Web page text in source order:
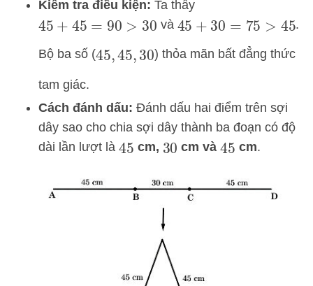
Kiểm tra điều kiện: Ta thấy
45 +45= 90 >30 và 45 +30= 75 >45 .
Bộ ba số (45,45, 30) thỏa mãn bất đẳng thức
tam giác.
Cách đánh dấu: Đánh dấu hai điểm trên sợi
dây sao cho chia sợi dây thành ba đoạn có độ
dài lần lượt là 45 cm, 30 cm và 45 cm.